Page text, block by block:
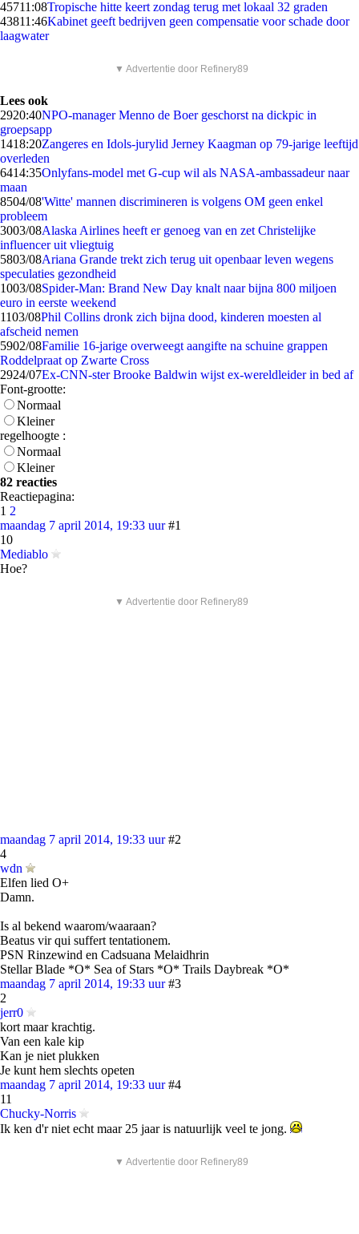
45711:08Tropische hitte keert zondag terug met lokaal 32 graden
43811:46Kabinet geeft bedrijven geen compensatie voor schade door
laagwater
▼ Advertentie door Refinery89
Lees ook
2920:40NPO-manager Menno de Boer geschorst na dickpic in
groepsapp
1418:20Zangeres en Idols-jurylid Jerney Kaagman op 79-jarige leeftijd
overleden
6414:35Onlyfans-model met G-cup wil als NASA-ambassadeur naar
maan
8504/08'Witte' mannen discrimineren is volgens OM geen enkel
probleem
3003/08Alaska Airlines heeft er genoeg van en zet Christelijke
influencer uit vliegtuig
5803/08Ariana Grande trekt zich terug uit openbaar leven wegens
speculaties gezondheid
1003/08Spider-Man: Brand New Day knalt naar bijna 800 miljoen
euro in eerste weekend
1103/08Phil Collins dronk zich bijna dood, kinderen moesten al
afscheid nemen
5902/08Familie 16-jarige overweegt aangifte na schuine grappen
Roddelpraat op Zwarte Cross
2924/07Ex-CNN-ster Brooke Baldwin wijst ex-wereldleider in bed af
Font-grootte:
Normaal
Kleiner
regelhoogte :
Normaal
Kleiner
82 reacties
Reactiepagina:
1 2
maandag 7 april 2014, 19:33 uur #1
10
Mediablo
Hoe?
▼ Advertentie door Refinery89
maandag 7 april 2014, 19:33 uur #2
4
wdn
Elfen lied O+
Damn.
Is al bekend waarom/waaraan?
Beatus vir qui suffert tentationem.
PSN Rinzewind en Cadsuana Melaidhrin
Stellar Blade *O* Sea of Stars *O* Trails Daybreak *O*
maandag 7 april 2014, 19:33 uur #3
2
jerr0
kort maar krachtig.
Van een kale kip
Kan je niet plukken
Je kunt hem slechts opeten
maandag 7 april 2014, 19:33 uur #4
11
Chucky-Norris
Ik ken d'r niet echt maar 25 jaar is natuurlijk veel te jong.
▼ Advertentie door Refinery89